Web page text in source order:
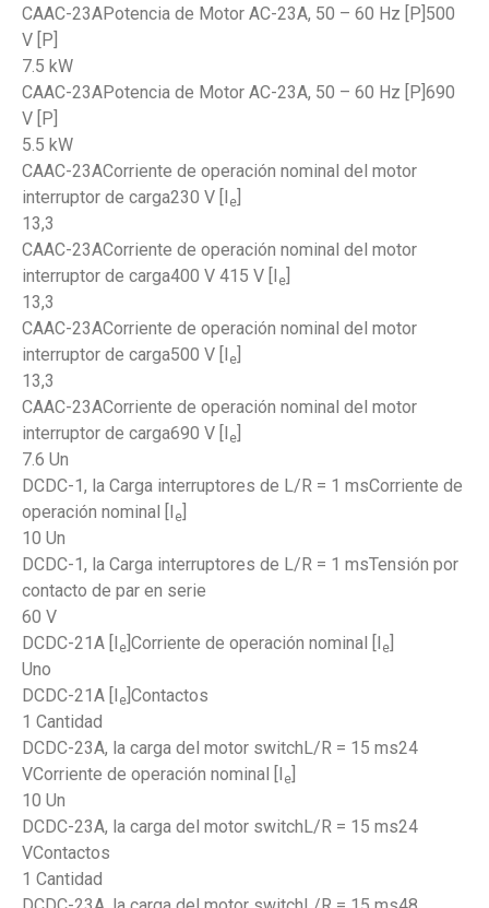
CAAC-23APotencia de Motor AC-23A, 50 – 60 Hz [P]500
V [P]
7.5 kW
CAAC-23APotencia de Motor AC-23A, 50 – 60 Hz [P]690
V [P]
5.5 kW
CAAC-23ACorriente de operación nominal del motor
interruptor de carga230 V [I
e
13,3
CAAC-23ACorriente de operación nominal del motor
interruptor de carga400 V 415 V [I
e
13,3
CAAC-23ACorriente de operación nominal del motor
interruptor de carga500 V [I
e
13,3
CAAC-23ACorriente de operación nominal del motor
interruptor de carga690 V [I
e
7.6 Un
DCDC-1, la Carga interruptores de L/R = 1 msCorriente de
operación nominal [I
e
10 Un
DCDC-1, la Carga interruptores de L/R = 1 msTensión por
contacto de par en serie
60 V
DCDC-21A [I
e ]Corriente de operación nominal [I e
Uno
DCDC-21A [I
e ]Contactos
1 Cantidad
DCDC-23A, la carga del motor switchL/R = 15 ms24
VCorriente de operación nominal [I
e
10 Un
DCDC-23A, la carga del motor switchL/R = 15 ms24
VContactos
1 Cantidad